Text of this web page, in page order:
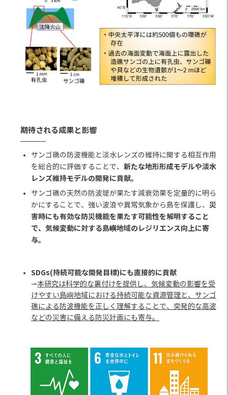
期待される成果と影響
サンゴ礁の防波機能と淡水レンズの維持に関する相互作用
を総合的に評価することで、 新たな地形形成モデルや淡水
レンズ維持モデルの開発に貢献。
サンゴ礁の天然の防波堤が果たす減衰効果を定量的に明ら
かにすることで、強い波浪や異常気象から島を保護し、 災
害時にも有効な防災機能を果たす可能性を解明すること
で、気候変動に対する島嶼地域のレジリエンス向上に寄
与。
SDGs(持続可能な開発目標)にも直接的に貢献
⇀本研究は科学的な裏付けを提供し、気候変動の影響を受
けやすい島嶼地域における持続可能な資源管理と、サンゴ
礁による防波機能を正しく理解することで、突発的な高波
などの災害に備える防災計画にも寄与。